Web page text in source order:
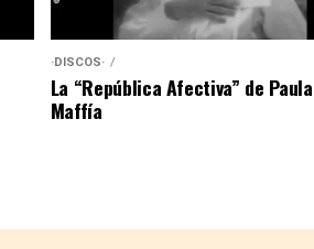
·DISCOS·
La “República Afectiva” de Paula
Maffía